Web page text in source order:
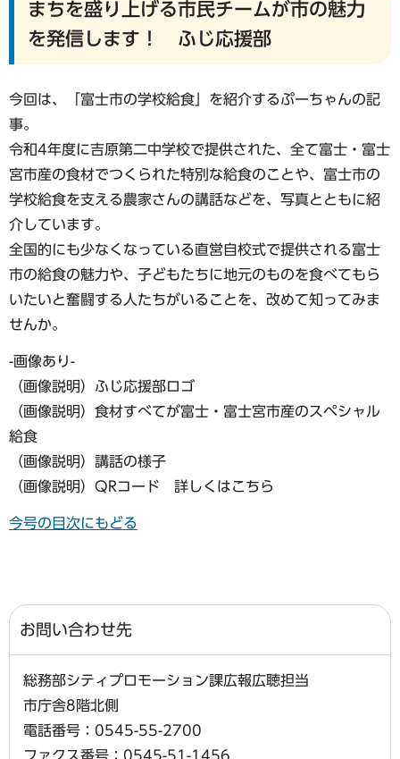
まちを盛り上げる市民チームが市の魅力
を発信します！ ふじ応援部
今回は、「富士市の学校給食」を紹介するぷーちゃんの記
事。
令和4年度に吉原第二中学校で提供された、全て富士・富士
宮市産の食材でつくられた特別な給食のことや、富士市の
学校給食を支える農家さんの講話などを、写真とともに紹
介しています。
全国的にも少なくなっている直営自校式で提供される富士
市の給食の魅力や、子どもたちに地元のものを食べてもら
いたいと奮闘する人たちがいることを、改めて知ってみま
せんか。
-画像あり-
（画像説明）ふじ応援部ロゴ
（画像説明）食材すべてが富士・富士宮市産のスペシャル
給食
（画像説明）講話の様子
（画像説明）QRコード 詳しくはこちら
今号の目次にもどる
お問い合わせ先
総務部シティプロモーション課広報広聴担当
市庁舎8階北側
電話番号：0545-55-2700
ファクス番号：0545-51-1456